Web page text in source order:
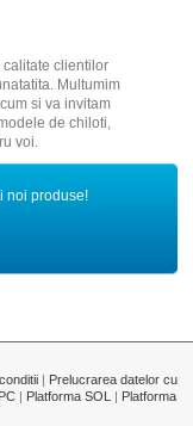
clientilor
Multumim
si va invitam
de chiloti,
voi.
noi produse!
| Prelucrarea datelor cu
| Platforma SOL | Platforma